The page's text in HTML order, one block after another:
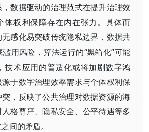
数据驱动的治理范式在提升治理效
体权利保障存在内在张力。具体而
感化易突破传统隐私边界，数据共
滥用风险，算法运行的“黑箱化”可能
技术应用的普适化或将加剧数字鸿
于数字治理效率需求与个体权利保
，反映了公共治理对数据资源的海
格尊严、隐私安全、公平待遇等多
间的矛盾。